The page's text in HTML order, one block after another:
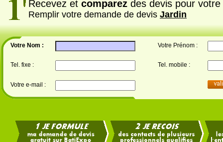
Recevez et comparez des devis pour votre
Remplir votre demande de devis Jardin
Votre Nom : Votre Prénom :
Tel. fixe : Tel. mobile :
Votre e-mail :